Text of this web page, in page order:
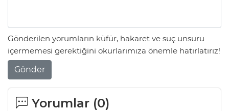
Gönderilen yorumların küfür, hakaret ve suç unsuru
içermemesi gerektiğini okurlarımıza önemle hatırlatırız!
Gönder
Yorumlar (0)